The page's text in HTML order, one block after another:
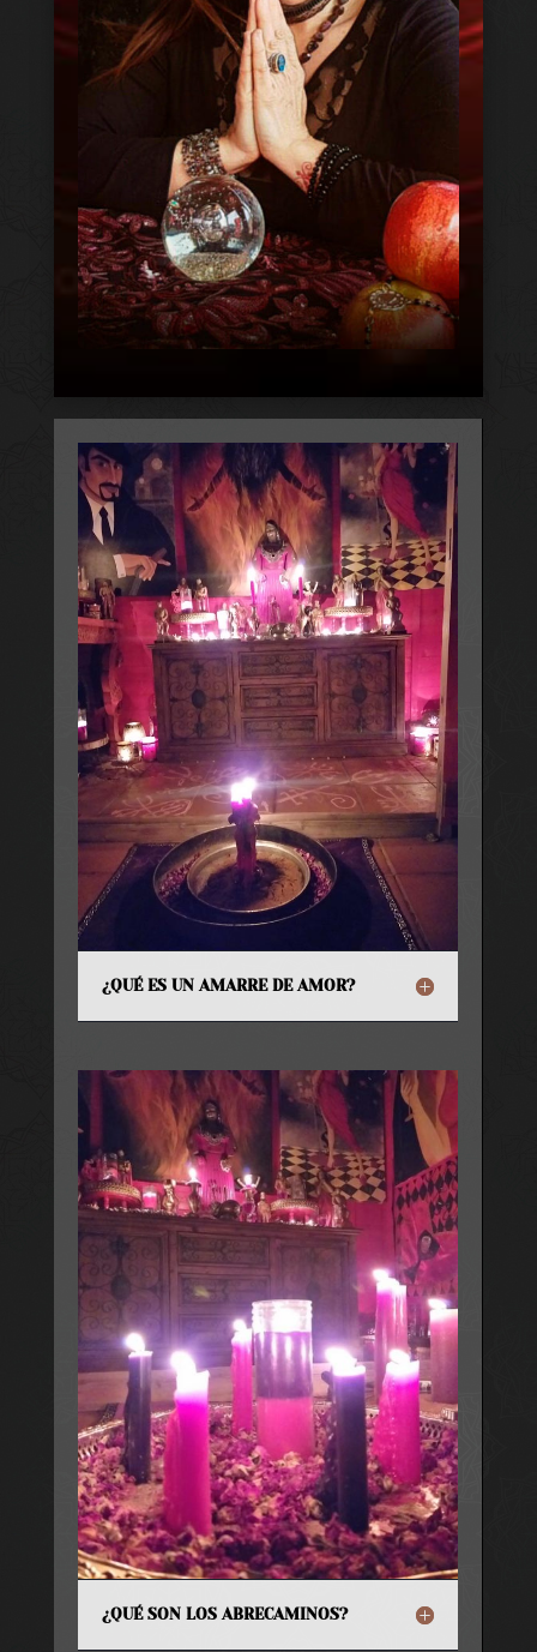
¿QUÉ ES UN AMARRE DE AMOR?
¿QUÉ SON LOS ABRECAMINOS?